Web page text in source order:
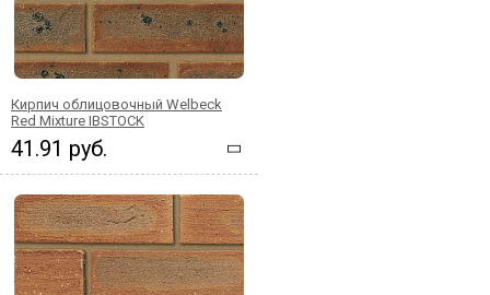
Кирпич облицовочный Welbeck
Red Mixture IBSTOCK
41.91 руб.